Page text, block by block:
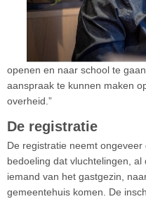
openen en naar school te
aanspraak te kunnen maken
overheid.”
De registratie
De registratie neemt
bedoeling dat vluchtelingen,
iemand van het gastgezin,
gemeentehuis komen. De